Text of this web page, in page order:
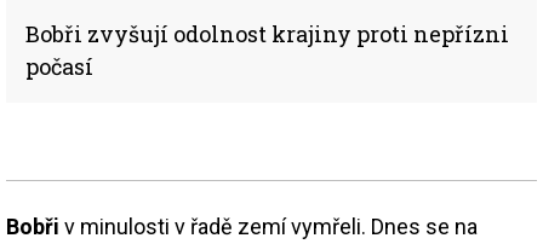
Bobři zvyšují odolnost krajiny proti nepřízni
počasí
Bobři v minulosti v řadě zemí vymřeli. Dnes se na